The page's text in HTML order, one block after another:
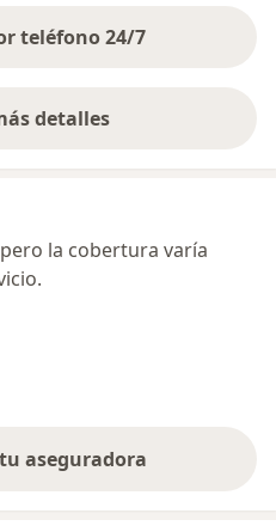
teléfono 24/7
detalles
sobre la dirección
la cobertura varía
aseguradora